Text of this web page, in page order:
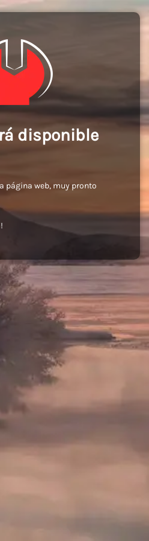
disponible
página web, muy pronto